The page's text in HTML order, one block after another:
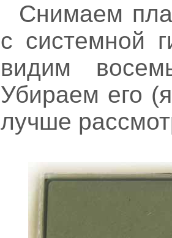
Снимаем
с системной
видим
Убираем его
лучше